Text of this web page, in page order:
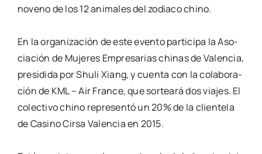
noveno de los 12 ani­ma­les del zodia­cochino.
En la orga­ni­za­ción de este even­to par­ti­ci­pa la Aso­
cia­ción de Muje­res Empre­sa­riaschi­nas de Valen­cia,
pre­si­di­da por Shu­li Xiang, y cuen­ta con la cola­bo­ra­
ción de KML – AirFran­ce, que sor­tea­rá dos via­jes. El
colec­ti­vo chino repre­sen­tó un 20% de la clien­te­la
deCasino Cir­sa Valen­cia en 2015.